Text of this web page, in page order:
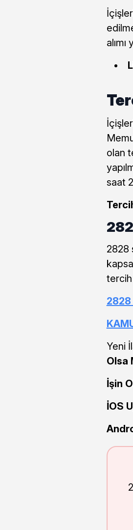
olan
saat
2828
tercih
2828
Yeni
Olsa
İşin
İOS